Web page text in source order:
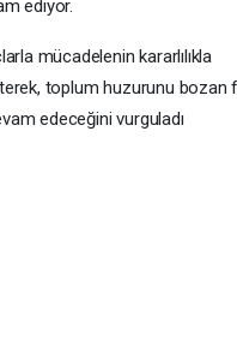
ediyor.
mücadelenin kararlılıkla
toplum huzurunu bozan
edeceğini vurguladı